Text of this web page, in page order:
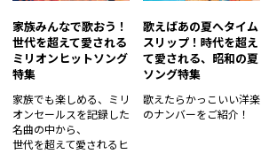
家族みんなで歌おう！
世代を超えて愛される
ミリオンヒットソング
特集
家族でも楽しめる、ミリ
オンセールスを記録した
名曲の中から、
世代を超えて愛されるヒ
歌えばあの夏へタイム
スリップ！時代を超え
て愛される、昭和の夏
ソング特集
歌えたらかっこいい洋楽
のナンバーをご紹介！